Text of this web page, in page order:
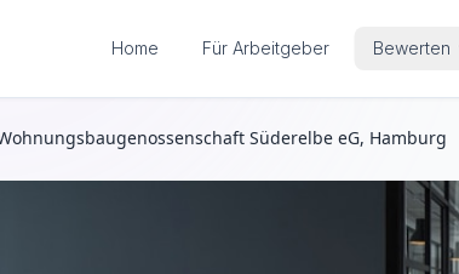
Home Für Arbeitgeber Bewerten
Süderelbe eG, Hamburg